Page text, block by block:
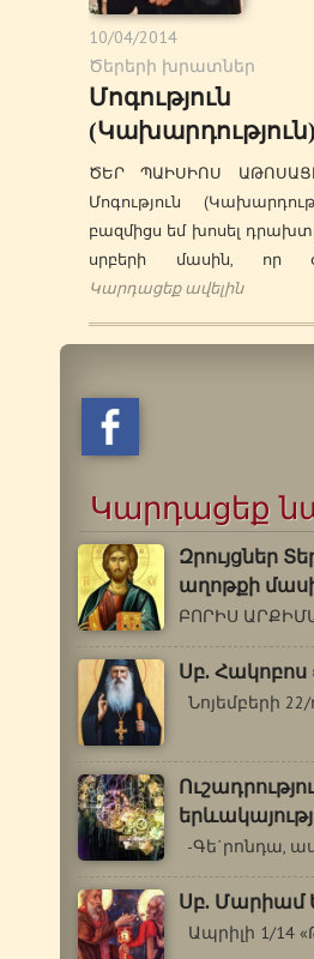
10/04/2014
Ծերերի խրատներ
Մոգություն
(Կախարդություն)
ԾԵՐ ՊԱԻՍԻՈՍ ԱԹՈՍԱՑԻ
Մոգություն
բազմիցս եմ խոսել
սրբերի մասին, որ
Կարդացեք ավելին
Կարդացեք
Զրույցներ
աղոթքի
Սբ. Հակոբոս
Սբ.